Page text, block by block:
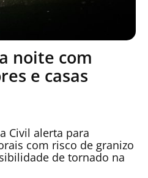
noite com
e casas
Civil alerta para
com risco de granizo
de tornado na